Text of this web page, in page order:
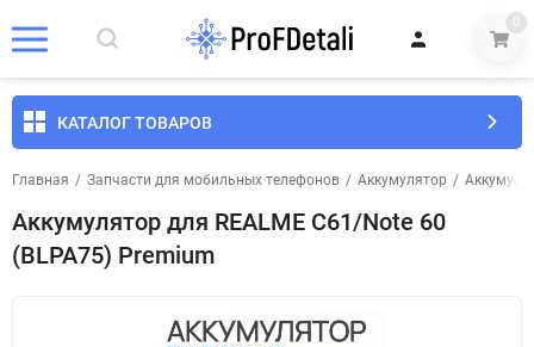
0
КАТАЛОГ ТОВАРОВ
Главная / Запчасти для мобильных телефонов / Аккумулятор /
Аккумулятор для REALME C61/Note 60
(BLPA75) Premium